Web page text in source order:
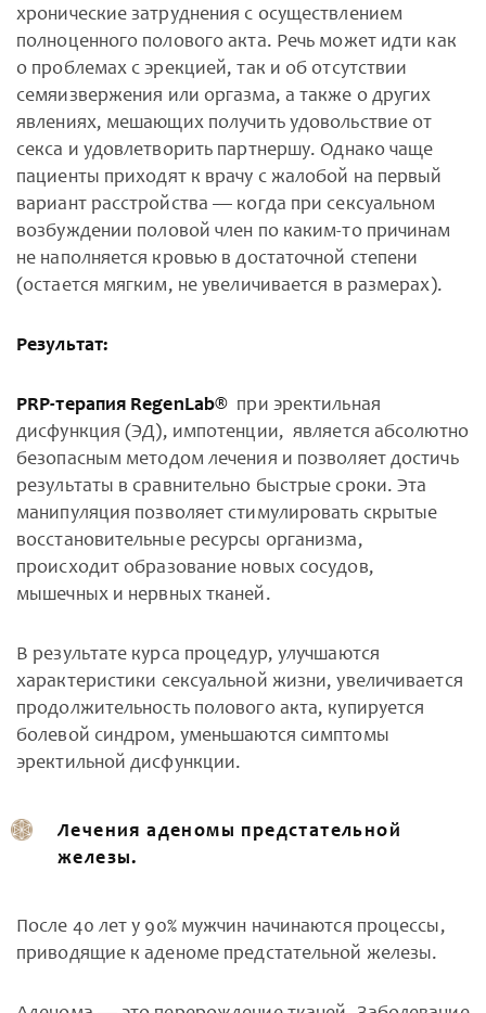
хронические затруднения с осуществлением
полноценного полового акта. Речь может идти как
о проблемах с эрекцией, так и об отсутствии
семяизвержения или оргазма, а также о других
явлениях, мешающих получить удовольствие от
секса и удовлетворить партнершу. Однако чаще
пациенты приходят к врачу с жалобой на первый
вариант расстройства — когда при сексуальном
возбуждении половой член по каким-то причинам
не наполняется кровью в достаточной степени
(остается мягким, не увеличивается в размерах).
Результат:
PRP-терапия RegenLab® при эректильная
дисфункция (ЭД), импотенции, является абсолютно
безопасным методом лечения и позволяет достичь
результаты в сравнительно быстрые сроки. Эта
манипуляция позволяет стимулировать скрытые
восстановительные ресурсы организма,
происходит образование новых сосудов,
мышечных и нервных тканей.
В результате курса процедур, улучшаются
характеристики сексуальной жизни, увеличивается
продолжительность полового акта, купируется
болевой синдром, уменьшаются симптомы
эректильной дисфункции.
Лечения аденомы предстательной
железы.
После 40 лет у 90% мужчин начинаются процессы,
приводящие к аденоме предстательной железы.